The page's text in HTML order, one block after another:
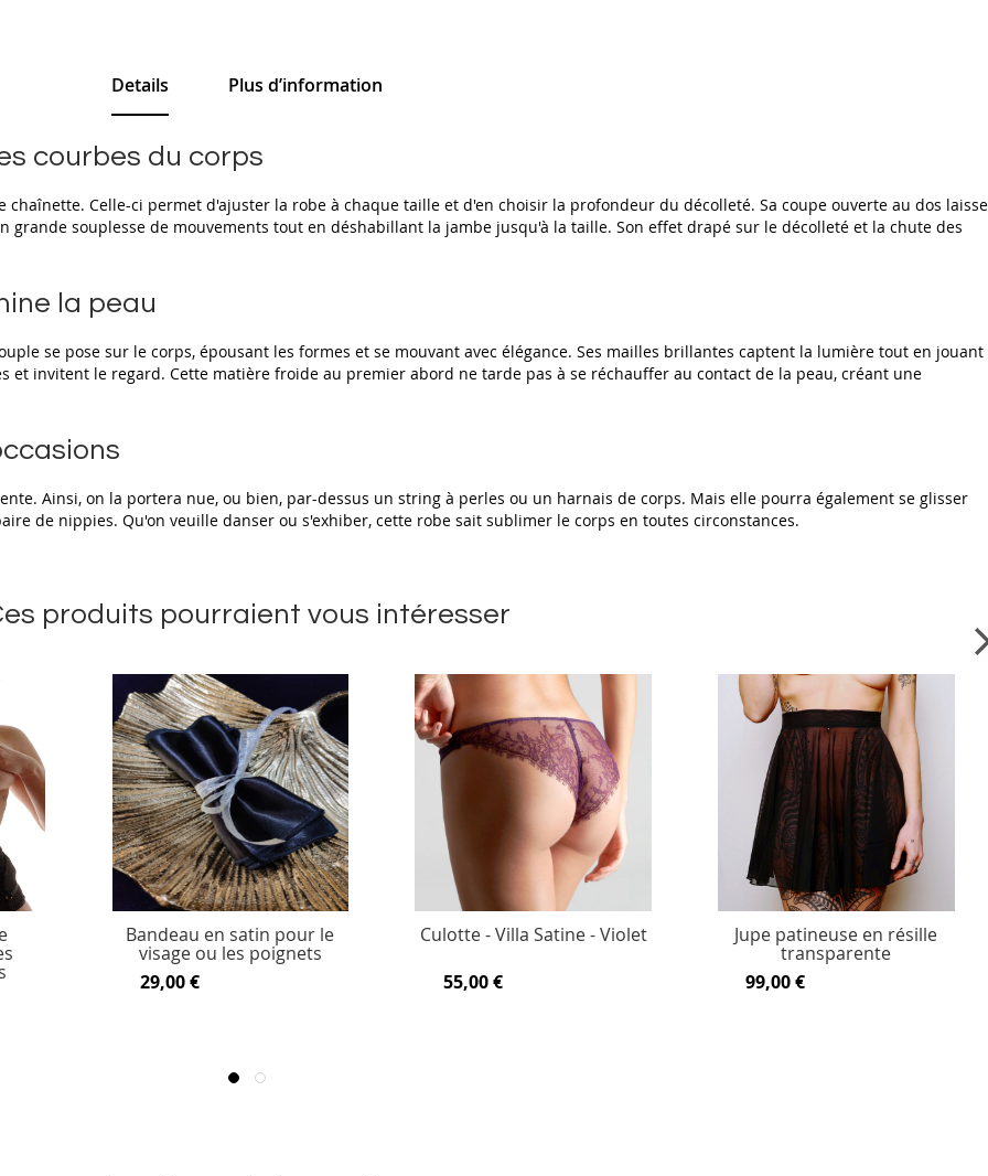
Details
courbes du corps
Celle-ci permet d'ajuster la robe à chaque taille et d'en choisir la profondeur du décolleté. Sa coupe ouverte au dos laisse
souplesse de mouvements tout en déshabillant la jambe jusqu'à la taille. Son effet drapé sur le décolleté et la chute des
la peau
se pose sur le corps, épousant les formes et se mouvant avec élégance. Ses mailles brillantes captent la lumière tout en jouant
et invitent le regard. Cette matière froide au premier abord ne tarde pas à se réchauffer au contact de la peau, créant une
Ainsi, on la portera nue, ou bien, par-dessus un string à perles ou un harnais de corps. Mais elle pourra également se glisser
de nippies. Qu'on veuille danser ou s'exhiber, cette robe sait sublimer le corps en toutes circonstances.
Plus d’information
produits pourraient vous intéresser
Bandeau en satin pour le
visage ou les poignets
29,00 €
Culotte - Villa Satine - Violet
55,00 €
Jupe patineuse en résille
transparente
99,00 €